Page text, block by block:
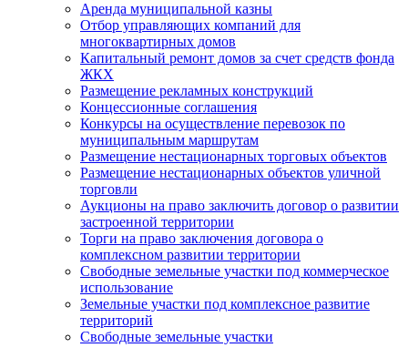
Аренда муниципальной казны
Отбор управляющих компаний для
многоквартирных домов
Капитальный ремонт домов за счет средств фонда
ЖКХ
Размещение рекламных конструкций
Концессионные соглашения
Конкурсы на осуществление перевозок по
муниципальным маршрутам
Размещение нестационарных торговых объектов
Размещение нестационарных объектов уличной
торговли
Аукционы на право заключить договор о развитии
застроенной территории
Торги на право заключения договора о
комплексном развитии территории
Свободные земельные участки под коммерческое
использование
Земельные участки под комплексное развитие
территорий
Свободные земельные участки